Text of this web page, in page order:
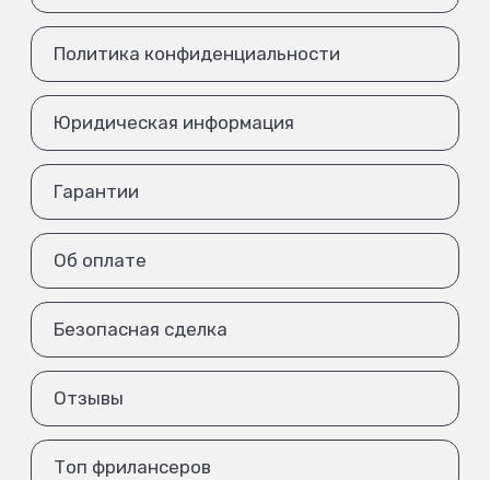
Политика конфиденциальности
Юридическая информация
Гарантии
Об оплате
Безопасная сделка
Отзывы
Топ фрилансеров